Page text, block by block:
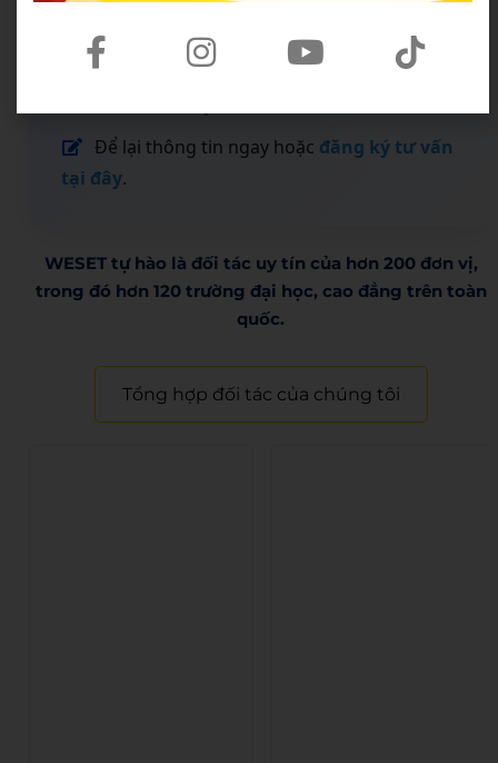
Email:
support@weset.edu.vn
Để lại thông tin ngay hoặc đăng ký tư vấn
tại đây.
WESET tự hào là đối tác uy tín của hơn 200 đơn vị,
trong đó hơn 120 trường đại học, cao đẳng trên toàn
quốc.​
Tổng hợp đối tác của chúng tôi